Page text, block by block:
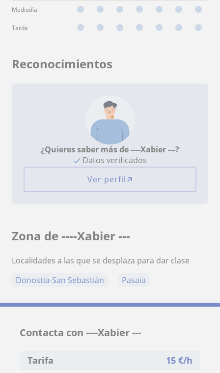
Mediodía
Tarde
Reconocimientos
¿Quieres saber más de ----Xabier ---?
Datos verificados
Ver perfil
Zona de ----Xabier ---
Localidades a las que se desplaza para dar clase
Donostia-San Sebastián
Pasaia
Contacta con ----Xabier ---
Tarifa 15 €/h